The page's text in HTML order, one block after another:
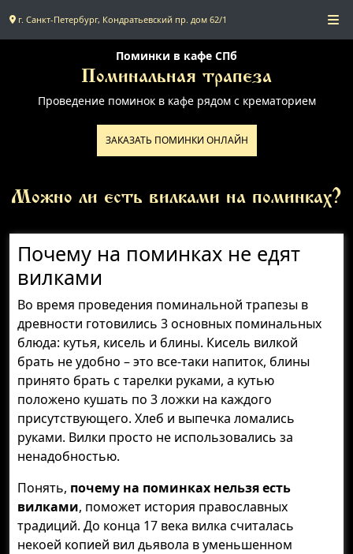
г. Санкт-Петербург, Кондратьевский пр. дом 62/1
Поминальное меню
Поминальные залы
Доставка
Контакты
Поминки в кафе СПб
Поминальная трапеза
Проведение поминок в кафе рядом с крематорием
ЗАКАЗАТЬ ПОМИНКИ ОНЛАЙН
Можно ли есть вилками на поминках?
Почему на поминках не едят
вилками
Во время проведения поминальной трапезы в
древности готовились 3 основных поминальных
блюда: кутья, кисель и блины. Кисель вилкой
брать не удобно – это все-таки напиток, блины
принято брать с тарелки руками, а кутью
положено кушать по 3 ложки на каждого
присутствующего. Хлеб и выпечка ломались
руками. Вилки просто не использовались за
ненадобностью.
Понять, почему на поминках нельзя есть
вилками, поможет история православных
традиций. До конца 17 века вилка считалась
некоей копией вил дьявола в уменьшенном